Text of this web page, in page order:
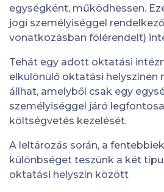
egységként, működhessen.
jogi személyiséggel
vonatkozásban fölérendelt)
Tehát egy adott oktatási
elkülönülő oktatási helyszínen
állhat, amelyből csak egy
személyiséggel járó
költségvetés kezelését.
A leltározás során, a
különbséget teszünk a két
oktatási helyszín között